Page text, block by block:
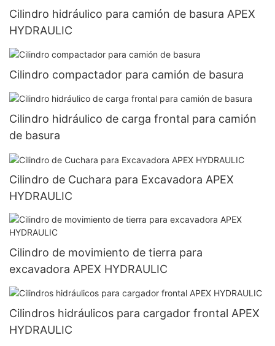
Cilindro hidráulico para camión de basura APEX
HYDRAULIC
Cilindro compactador para camión de basura
Cilindro hidráulico de carga frontal para camión
de basura
Cilindro de Cuchara para Excavadora APEX
HYDRAULIC
Cilindro de movimiento de tierra para
excavadora APEX HYDRAULIC
Cilindros hidráulicos para cargador frontal APEX
HYDRAULIC